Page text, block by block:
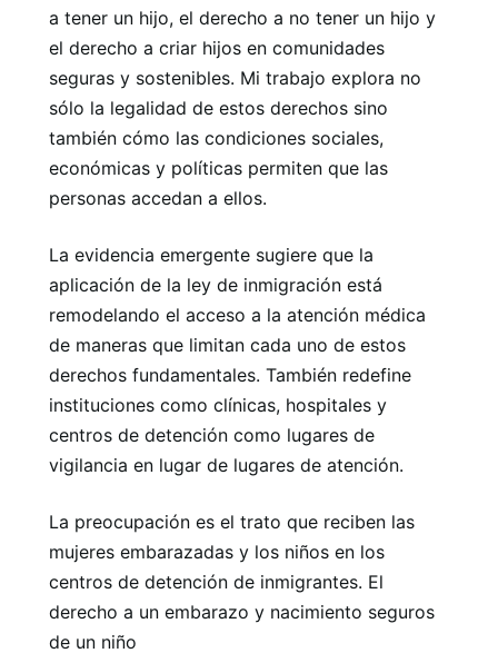
a tener un hijo, el derecho a no tener un hijo y
el derecho a criar hijos en comunidades
seguras y sostenibles. Mi trabajo explora no
sólo la legalidad de estos derechos sino
también cómo las condiciones sociales,
económicas y políticas permiten que las
personas accedan a ellos.
La evidencia emergente sugiere que la
aplicación de la ley de inmigración está
remodelando el acceso a la atención médica
de maneras que limitan cada uno de estos
derechos fundamentales. También redefine
instituciones como clínicas, hospitales y
centros de detención como lugares de
vigilancia en lugar de lugares de atención.
La preocupación es el trato que reciben las
mujeres embarazadas y los niños en los
centros de detención de inmigrantes. El
derecho a un embarazo y nacimiento seguros
de un niño